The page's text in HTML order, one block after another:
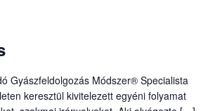
Gyászfeldolgozás Módszer® Specialista
keresztül kivitelezett egyéni folyamat